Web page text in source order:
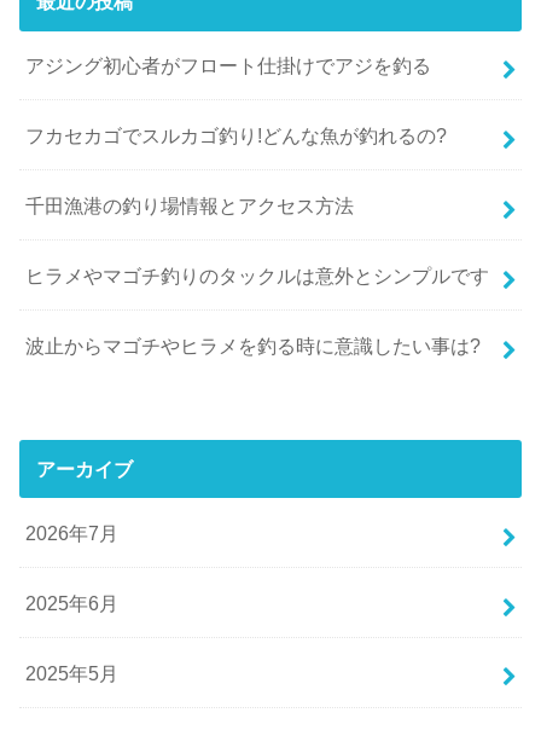
アジング初心者がフロート仕掛けでアジを釣る
フカセカゴでスルカゴ釣り!どんな魚が釣れるの?
千田漁港の釣り場情報とアクセス方法
ヒラメやマゴチ釣りのタックルは意外とシンプルです
波止からマゴチやヒラメを釣る時に意識したい事は?
アーカイブ
2026年7月
2025年6月
2025年5月